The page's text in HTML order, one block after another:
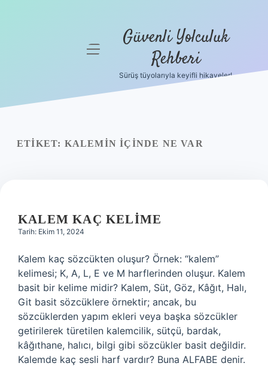
menüyü Güvenli Yolculuk
Rehberi
Sürüş tüyolarıyla keyifli hikayeler!
ETIKET: KALEMIN IÇINDE NE VAR
KALEM KAÇ KELIME
Tarih: Ekim 11, 2024
Kalem kaç sözcükten oluşur? Örnek: “kalem”
kelimesi; K, A, L, E ve M harflerinden oluşur. Kalem
basit bir kelime midir? Kalem, Süt, Göz, Kâğıt, Halı,
Git basit sözcüklere örnektir; ancak, bu
sözcüklerden yapım ekleri veya başka sözcükler
getirilerek türetilen kalemcilik, sütçü, bardak,
kâğıthane, halıcı, bilgi gibi sözcükler basit değildir.
Kalemde kaç sesli harf vardır? Buna ALFABE denir.